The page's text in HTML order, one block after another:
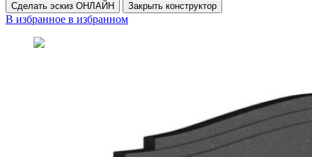
Сделать эскиз ОНЛАЙН Закрыть конструктор
В избранное в избранном